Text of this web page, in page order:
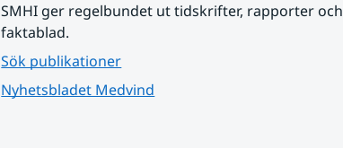
SMHI ger regelbundet ut tidskrifter, rapporter och
faktablad.
Sök publikationer
Nyhetsbladet Medvind